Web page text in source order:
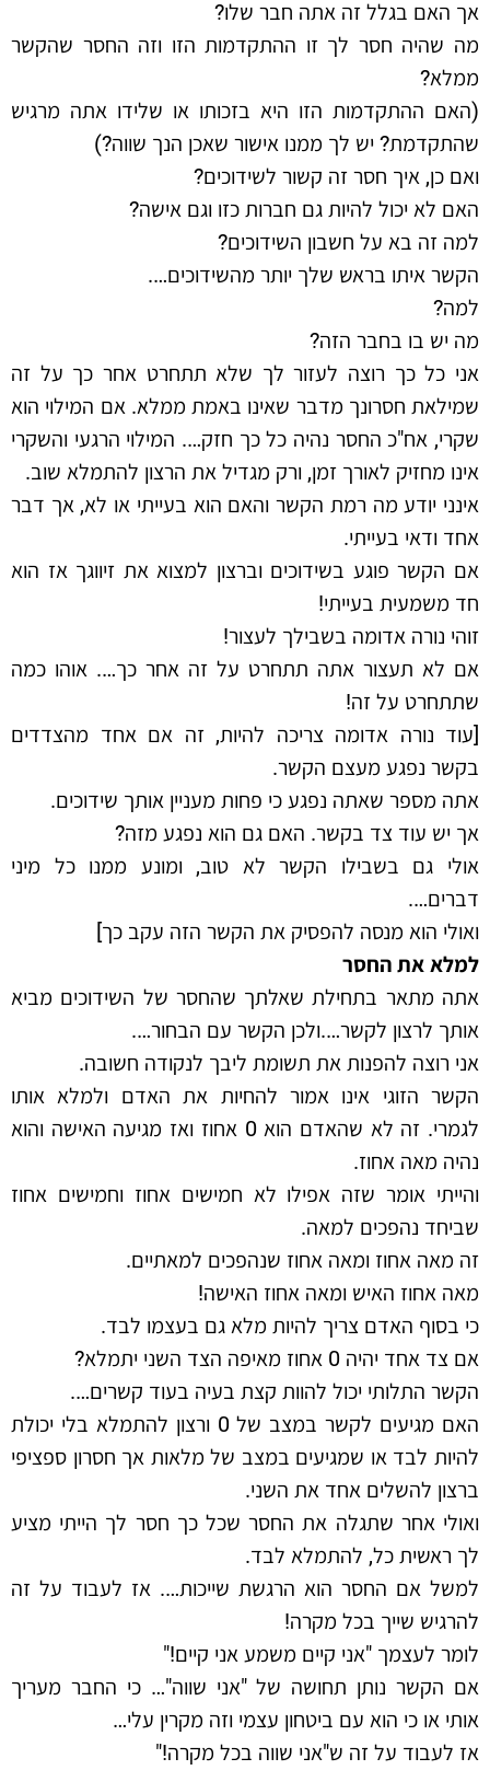
אך האם בגלל זה אתה חבר שלו?
מה שהיה חסר לך זו ההתקדמות הזו וזה החסר שהקשר
ממלא?
(האם ההתקדמות הזו היא בזכותו או שלידו אתה מרגיש
שהתקדמת? יש לך ממנו אישור שאכן הנך שווה?)
ואם כן, איך חסר זה קשור לשידוכים?
האם לא יכול להיות גם חברות כזו וגם אישה?
למה זה בא על חשבון השידוכים?
הקשר איתו בראש שלך יותר מהשידוכים….
למה?
מה יש בו בחבר הזה?
אני כל כך רוצה לעזור לך שלא תתחרט אחר כך על זה
שמילאת חסרונך מדבר שאינו באמת ממלא. אם המילוי הוא
שקרי, אח"כ החסר נהיה כל כך חזק…. המילוי הרגעי והשקרי
אינו מחזיק לאורך זמן, ורק מגדיל את הרצון להתמלא שוב.
אינני יודע מה רמת הקשר והאם הוא בעייתי או לא, אך דבר
אחד ודאי בעייתי.
אם הקשר פוגע בשידוכים וברצון למצוא את זיווגך אז הוא
חד משמעית בעייתי!
זוהי נורה אדומה בשבילך לעצור!
אם לא תעצור אתה תתחרט על זה אחר כך…. אוהו כמה
שתתחרט על זה!
[עוד נורה אדומה צריכה להיות, זה אם אחד מהצדדים
בקשר נפגע מעצם הקשר.
אתה מספר שאתה נפגע כי פחות מעניין אותך שידוכים.
אך יש עוד צד בקשר. האם גם הוא נפגע מזה?
אולי גם בשבילו הקשר לא טוב, ומונע ממנו כל מיני
דברים….
ואולי הוא מנסה להפסיק את הקשר הזה עקב כך]
למלא את החסר
אתה מתאר בתחילת שאלתך שהחסר של השידוכים מביא
אותך לרצון לקשר….ולכן הקשר עם הבחור….
אני רוצה להפנות את תשומת ליבך לנקודה חשובה.
הקשר הזוגי אינו אמור להחיות את האדם ולמלא אותו
לגמרי. זה לא שהאדם הוא 0 אחוז ואז מגיעה האישה והוא
נהיה מאה אחוז.
והייתי אומר שזה אפילו לא חמישים אחוז וחמישים אחוז
שביחד נהפכים למאה.
זה מאה אחוז ומאה אחוז שנהפכים למאתיים.
מאה אחוז האיש ומאה אחוז האישה!
כי בסוף האדם צריך להיות מלא גם בעצמו לבד.
אם צד אחד יהיה 0 אחוז מאיפה הצד השני יתמלא?
הקשר התלותי יכול להוות קצת בעיה בעוד קשרים….
האם מגיעים לקשר במצב של 0 ורצון להתמלא בלי יכולת
להיות לבד או שמגיעים במצב של מלאות אך חסרון ספציפי
ברצון להשלים אחד את השני.
ואולי אחר שתגלה את החסר שכל כך חסר לך הייתי מציע
לך ראשית כל, להתמלא לבד.
למשל אם החסר הוא הרגשת שייכות…. אז לעבוד על זה
להרגיש שייך בכל מקרה!
לומר לעצמך "אני קיים משמע אני קיים!"
אם הקשר נותן תחושה של "אני שווה"… כי החבר מעריך
אותי או כי הוא עם ביטחון עצמי וזה מקרין עלי…
אז לעבוד על זה ש"אני שווה בכל מקרה!"